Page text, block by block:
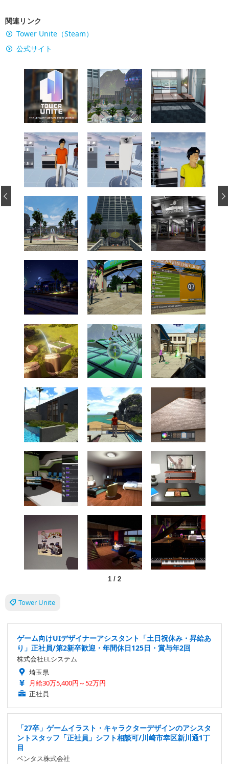
関連リンク
Tower Unite（Steam）
公式サイト
1/ 2
‹
Tower Unite
ゲーム向けUIデザイナーアシスタント「土日祝休み・昇給あ
り」正社員/第2新卒歓迎・年間休日125日・賞与年2回
株式会社ELシステム
埼玉県
月給30万5,400円～52万円
正社員
「27卒」ゲームイラスト・キャラクターデザインのアシスタ
ントスタッフ「正社員」シフト相談可/川崎市幸区新川通1丁
目
ベンタス株式会社